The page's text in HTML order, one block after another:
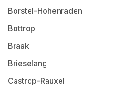
Borstel-Hohenraden
Bottrop
Braak
Brieselang
Castrop-Rauxel